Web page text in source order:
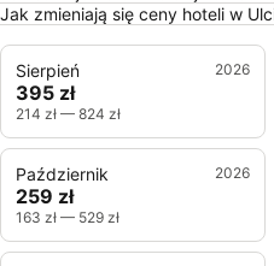
Jak zmieniają się ceny hoteli w
Sierpień 2026
395 zł
214 zł — 824 zł
Październik 2026
259 zł
163 zł — 529 zł